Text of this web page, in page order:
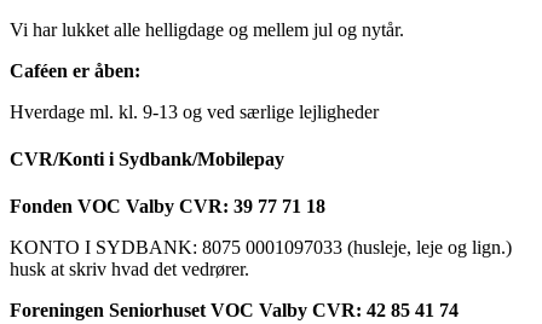
Vi har lukket alle helligdage og mellem jul og nytår.
Caféen er åben:
Hverdage ml. kl. 9-13 og ved særlige lejligheder
CVR/Konti i Sydbank/Mobilepay
Fonden VOC Valby CVR: 39 77 71 18
KONTO I SYDBANK: 8075 0001097033 (husleje, leje og lign.)
husk at skriv hvad det vedrører.
Foreningen Seniorhuset VOC Valby CVR: 42 85 41 74